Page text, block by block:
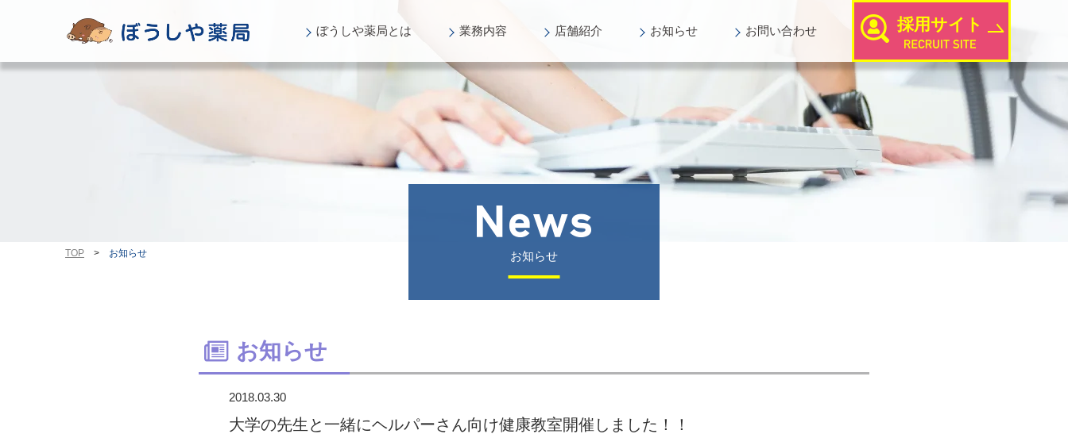
ぼうしや薬局とは 業務内容 店舗紹介 お知らせ お問い合わせ 採用サイト
お知らせ
TOP > お知らせ
お知らせ
2018.03.30
大学の先生と一緒にヘルパーさん向け健康教室開催しました！！